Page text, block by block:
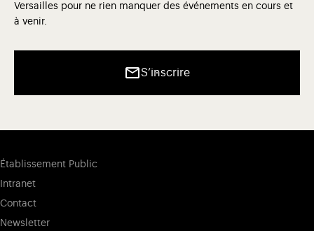
Versailles pour ne rien manquer des événements en cours et
à venir.
S’inscrire
Établissement Public
Intranet
Contact
Newsletter